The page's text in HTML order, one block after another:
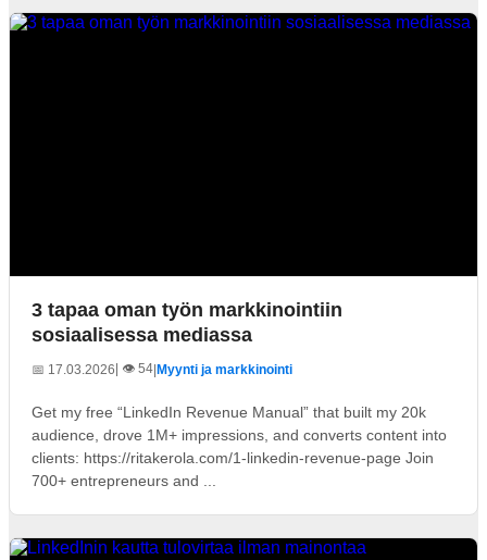
3 tapaa oman työn markkinointiin
sosiaalisessa mediassa
📅 17.03.2026| 👁️ 54 Myynti ja markkinointi
Get my free “LinkedIn Revenue Manual” that built my 20k
audience, drove 1M+ impressions, and converts content into
clients: https://ritakerola.com/1-linkedin-revenue-page Join
700+ entrepreneurs and ...